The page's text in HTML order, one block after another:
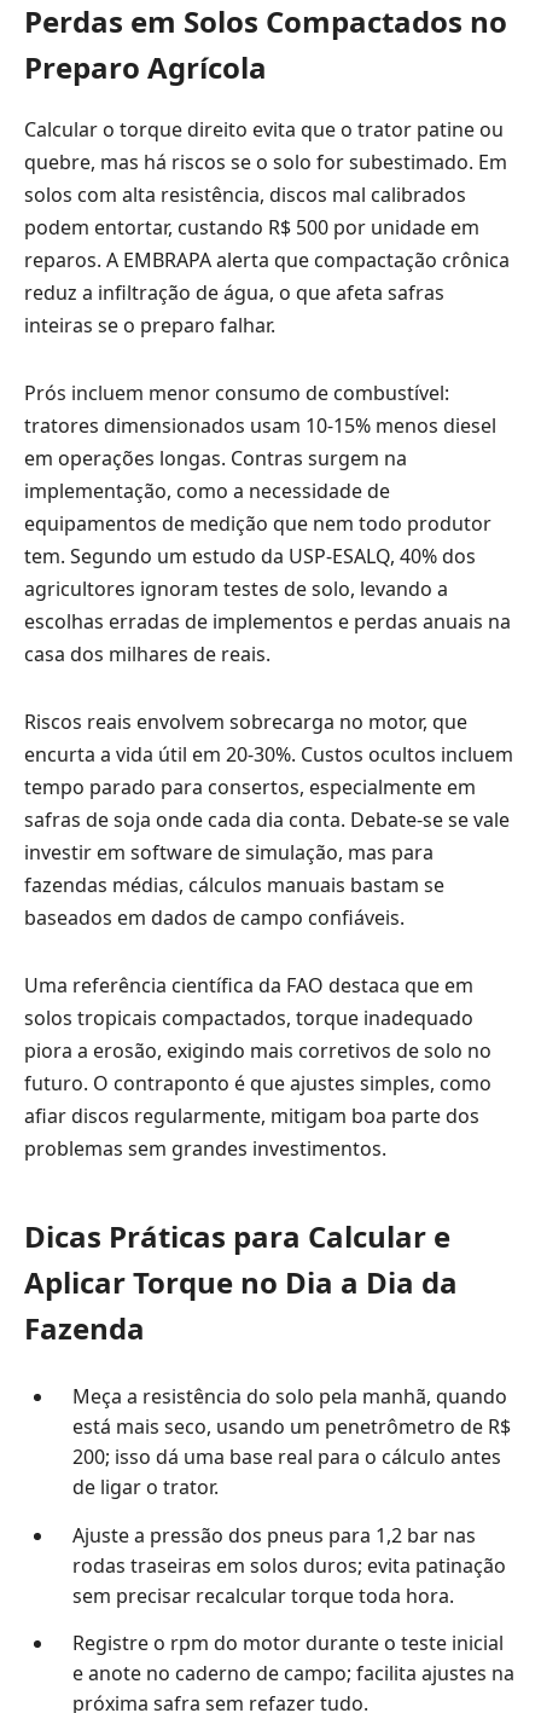
Perdas em Solos Compactados no
Preparo Agrícola
Calcular o torque direito evita que o trator patine ou
quebre, mas há riscos se o solo for subestimado. Em
solos com alta resistência, discos mal calibrados
podem entortar, custando R$ 500 por unidade em
reparos. A EMBRAPA alerta que compactação crônica
reduz a infiltração de água, o que afeta safras
inteiras se o preparo falhar.
Prós incluem menor consumo de combustível:
tratores dimensionados usam 10-15% menos diesel
em operações longas. Contras surgem na
implementação, como a necessidade de
equipamentos de medição que nem todo produtor
tem. Segundo um estudo da USP-ESALQ, 40% dos
agricultores ignoram testes de solo, levando a
escolhas erradas de implementos e perdas anuais na
casa dos milhares de reais.
Riscos reais envolvem sobrecarga no motor, que
encurta a vida útil em 20-30%. Custos ocultos incluem
tempo parado para consertos, especialmente em
safras de soja onde cada dia conta. Debate-se se vale
investir em software de simulação, mas para
fazendas médias, cálculos manuais bastam se
baseados em dados de campo confiáveis.
Uma referência científica da FAO destaca que em
solos tropicais compactados, torque inadequado
piora a erosão, exigindo mais corretivos de solo no
futuro. O contraponto é que ajustes simples, como
afiar discos regularmente, mitigam boa parte dos
problemas sem grandes investimentos.
Dicas Práticas para Calcular e
Aplicar Torque no Dia a Dia da
Fazenda
Meça a resistência do solo pela manhã, quando
está mais seco, usando um penetrômetro de R$
200; isso dá uma base real para o cálculo antes
de ligar o trator.
Ajuste a pressão dos pneus para 1,2 bar nas
rodas traseiras em solos duros; evita patinação
sem precisar recalcular torque toda hora.
Registre o rpm do motor durante o teste inicial
e anote no caderno de campo; facilita ajustes na
próxima safra sem refazer tudo.